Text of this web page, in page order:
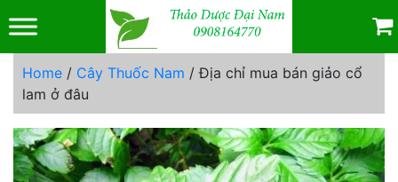
to
content
Home / Cây Thuốc Nam / Địa chỉ mua bán giảo cổ
lam ở đâu